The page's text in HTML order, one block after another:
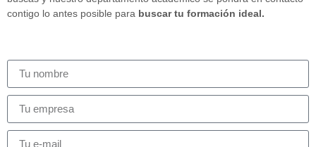
contigo lo antes posible para buscar tu formación ideal.